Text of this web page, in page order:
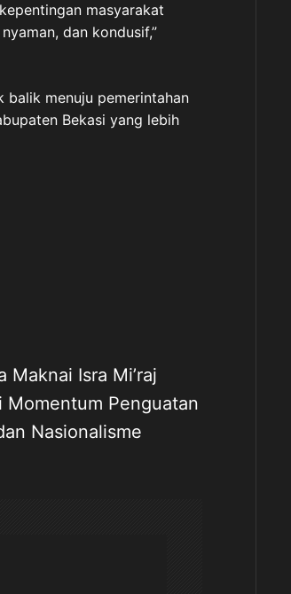
masyarakat
dan kondusif,”
balik menuju pemerintahan
Bekasi yang lebih
Maknai Isra Mi’raj
Momentum Penguatan
Nasionalisme